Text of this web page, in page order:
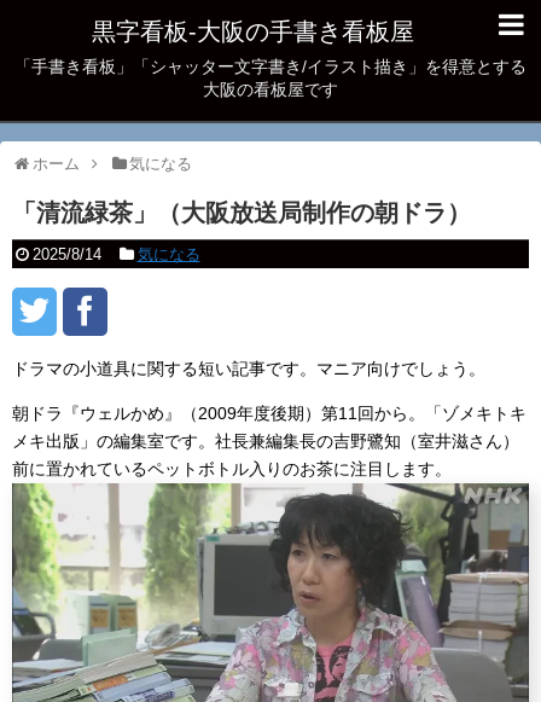
黒字看板‐大阪の手書き看板屋
「手書き看板」「シャッター文字書き/イラスト描き」を得意とする
大阪の看板屋です
ホーム 気になる
「清流緑茶」（大阪放送局制作の朝ドラ）
2025/8/14 気になる
ドラマの小道具に関する短い記事です。マニア向けでしょう。
朝ドラ『ウェルかめ』（2009年度後期）第11回から。「ゾメキトキ
メキ出版」の編集室です。社長兼編集長の吉野鷺知（室井滋さん）
前に置かれているペットボトル入りのお茶に注目します。